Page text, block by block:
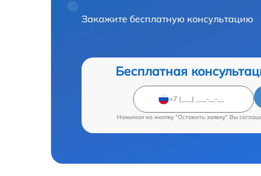
Закажите бесплатную консультацию
Бесплатная
Нажимая на кнопку "Оставить заявку" Вы